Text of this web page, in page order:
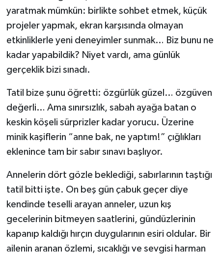
yaratmak mümkün: birlikte sohbet etmek, küçük
projeler yapmak, ekran karşısında olmayan
etkinliklerle yeni deneyimler sunmak… Biz bunu ne
kadar yapabildik? Niyet vardı, ama günlük
gerçeklik bizi sınadı.
Tatil bize şunu öğretti: özgürlük güzel… özgüven
değerli… Ama sınırsızlık, sabah ayağa batan o
keskin köşeli sürprizler kadar yorucu. Üzerine
minik kaşiflerin “anne bak, ne yaptım!” çığlıkları
eklenince tam bir sabır sınavı başlıyor.
Annelerin dört gözle beklediği, sabırlarının taştığı
tatil bitti işte. On beş gün çabuk geçer diye
kendinde teselli arayan anneler, uzun kış
gecelerinin bitmeyen saatlerini, gündüzlerinin
kapanıp kaldığı hırçın duygularının esiri oldular. Bir
ailenin aranan özlemi, sıcaklığı ve sevgisi harman